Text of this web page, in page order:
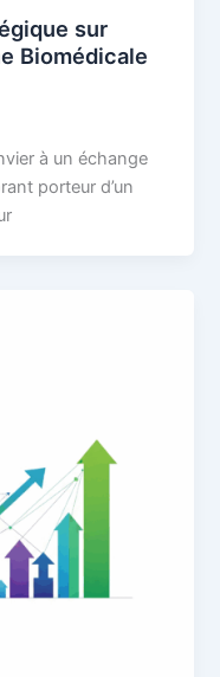
sur
Biomédicale
à un échange
porteur d’un